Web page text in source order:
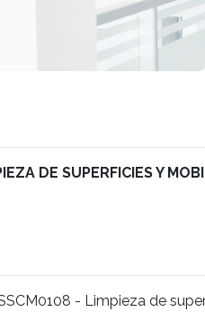
DE SUPERFICIES Y
- Limpieza de